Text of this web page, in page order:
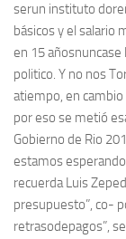
serun instituto
básicos y el salario
en 15
politico. Y no nos
atiempo, en
por eso se metió
Gobierno de Rio
estamos
recuerda Luis
presupuesto”, co-
retrasodepagos”,